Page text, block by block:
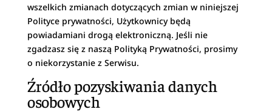
wszelkich zmianach dotyczących zmian w niniejszej
Polityce prywatności, Użytkownicy będą
powiadamiani drogą elektroniczną. Jeśli nie
zgadzasz się z naszą Polityką Prywatności, prosimy
o niekorzystanie z Serwisu.
Źródło pozyskiwania danych
osobowych